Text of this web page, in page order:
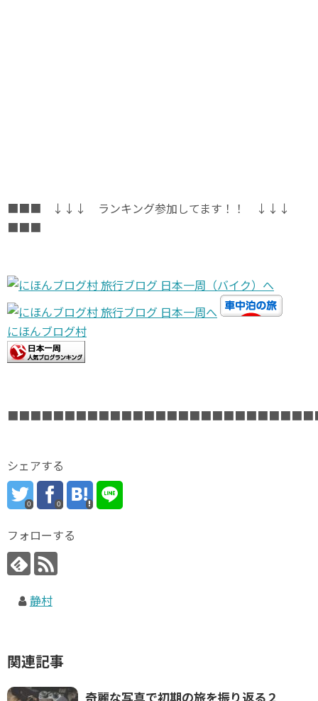
■■■ ↓↓↓ ランキング参加してます！！ ↓↓↓
■■■
にほんブログ村
シェアする
0 0
フォローする
静村
関連記事
奇麗な写真で初期の旅を振り返る２